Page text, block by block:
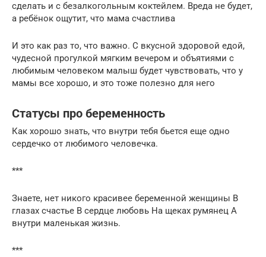
сделать и с безалкогольным коктейлем. Вреда не будет,
а ребёнок ощутит, что мама счастлива
И это как раз то, что важно. С вкусной здоровой едой,
чудесной прогулкой мягким вечером и объятиями с
любимым человеком малыш будет чувствовать, что у
мамы все хорошо, и это тоже полезно для него
Статусы про беременность
Как хорошо знать, что внутри тебя бьется еще одно
сердечко от любимого человечка.
***
Знаете, нет никого красивее беременной женщины В
глазах счастье В сердце любовь На щеках румянец А
внутри маленькая жизнь.
***